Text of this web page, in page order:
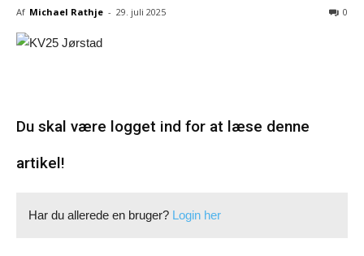
Af Michael Rathje - 29. juli 2025 0
Du skal være logget ind for at læse denne
artikel!
Har du allerede en bruger? Login her